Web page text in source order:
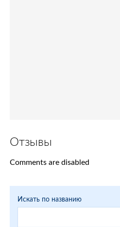
Отзывы
Comments are disabled
Искать по названию